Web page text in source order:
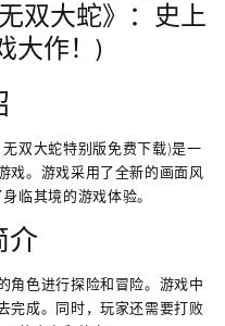
双大蛇》：史上
大作！)
双大蛇特别版免费下载)是一
戏。游戏采用了全新的画面风
临其境的游戏体验。
介
角色进行探险和冒险。游戏中
完成。同时，玩家还需要打败